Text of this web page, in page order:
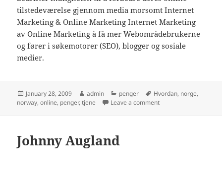
tilstedeværelse gjennom media morsomt Internet
Marketing & Online Marketing Internet Marketing
av Online Marketing å få mer Webområdebrukerne
og fører i søkemotorer (SEO), blogger og sosiale
medier.
Posted
on
January 28, 2009 Author
admin Categories
penger Tags
Hvordan, norge,
norway,online, penger,tjene Leave a commenton Hvordan Tjene
Johnny Augland